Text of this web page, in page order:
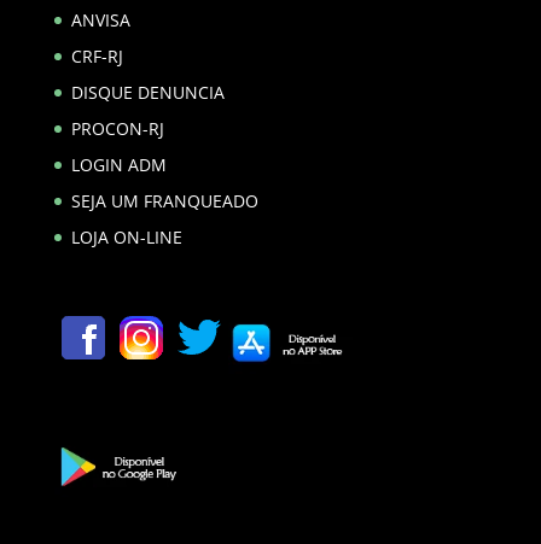
ANVISA
CRF-RJ
DISQUE DENUNCIA
PROCON-RJ
LOGIN ADM
SEJA UM FRANQUEADO
LOJA ON-LINE